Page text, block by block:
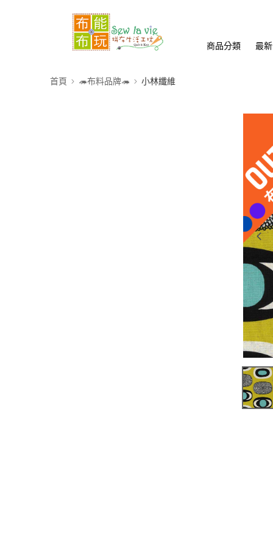
商品分類 最
首頁 🦔布料品牌🦔 小林纖維